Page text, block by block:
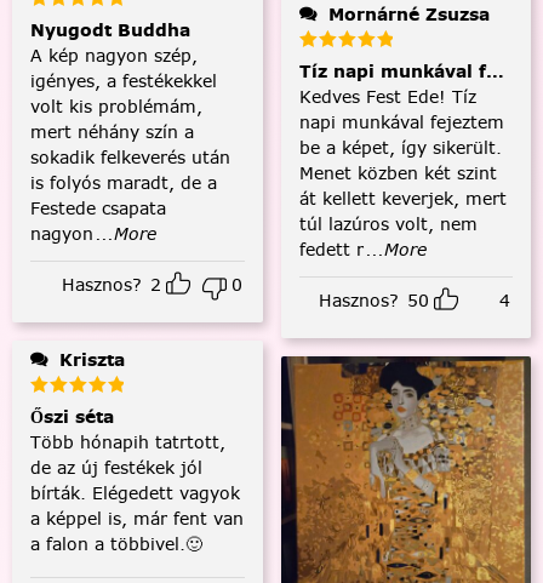
Nyugodt Buddha
A kép nagyon szép,
igényes, a festékekkel
volt kis problémám,
mert néhány szín a
sokadik felkeverés után
is folyós maradt, de a
Festede csapata
nagyon ...More
Hasznos? 2 0
Kriszta
Őszi séta
Több hónapih tatrtott,
de az új festékek jól
bírták. Elégedett vagyok
a képpel is, már fent van
a falon a többivel.🙂
Mornárné Zsuzsa
Tíz napi munkával
Kedves Fest Ede! Tíz
napi munkával fejeztem
be a képet, így sikerült.
Menet közben két szint
át kellett keverjek, mert
túl lazúros volt, nem
fedett r...More
Hasznos? 50 4